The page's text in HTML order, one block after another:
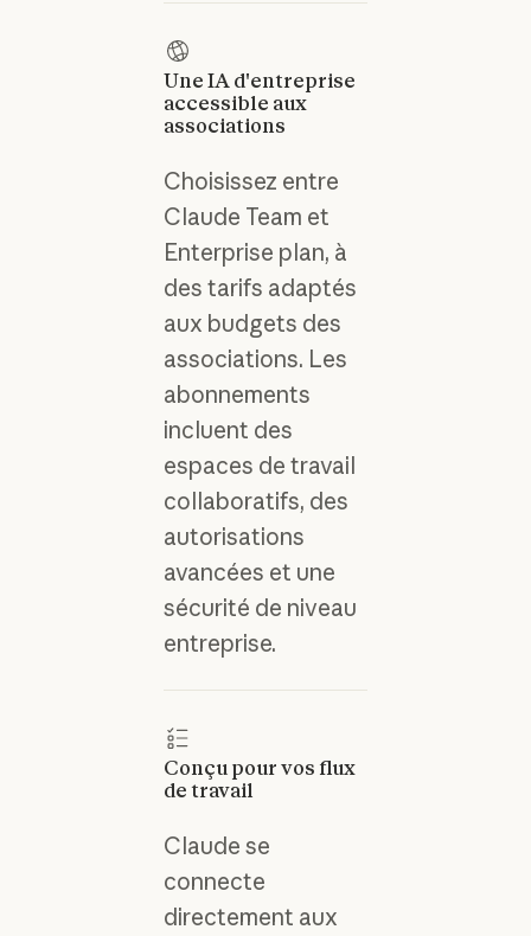
Une IA d'entreprise
accessible aux
associations
Choisissez entre
Claude Team et
Enterprise plan, à
des tarifs adaptés
aux budgets des
associations. Les
abonnements
incluent des
espaces de travail
collaboratifs, des
autorisations
avancées et une
sécurité de niveau
entreprise.
Conçu pour vos flux
de travail
Claude se
connecte
directement aux